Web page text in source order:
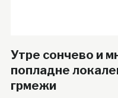
Утре сончево и
попладне
грмежи